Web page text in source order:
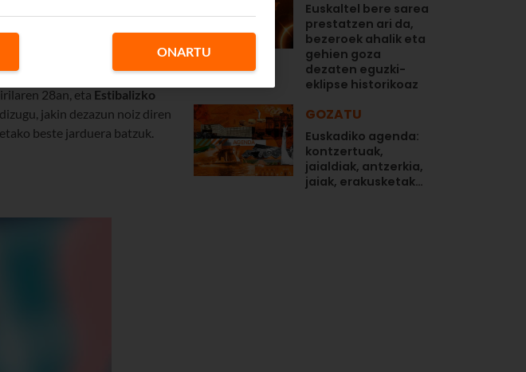
san_prudencio
28an, eta Estibalizko
jakin dezazun noiz diren
beste jarduera batzuk.
Euskaltel bere sarea
prestatzen ari da,
bezeroek ahalik eta
gehien goza
dezaten eguzki-
eklipse historikoaz
GOZATU
Euskadiko agenda:
kontzertuak,
jaialdiak, antzerkia,
jaiak, erakusketak…
ONARTU